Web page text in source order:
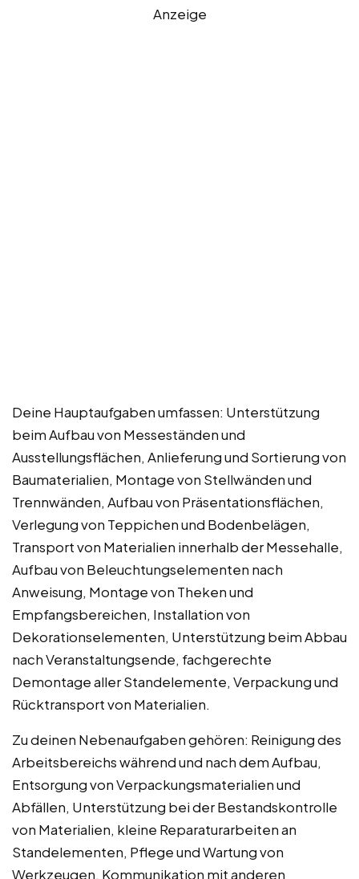
Anzeige
Deine Hauptaufgaben umfassen: Unterstützung
beim Aufbau von Messeständen und
Ausstellungsflächen, Anlieferung und Sortierung von
Baumaterialien, Montage von Stellwänden und
Trennwänden, Aufbau von Präsentationsflächen,
Verlegung von Teppichen und Bodenbelägen,
Transport von Materialien innerhalb der Messehalle,
Aufbau von Beleuchtungselementen nach
Anweisung, Montage von Theken und
Empfangsbereichen, Installation von
Dekorationselementen, Unterstützung beim Abbau
nach Veranstaltungsende, fachgerechte
Demontage aller Standelemente, Verpackung und
Rücktransport von Materialien.
Zu deinen Nebenaufgaben gehören: Reinigung des
Arbeitsbereichs während und nach dem Aufbau,
Entsorgung von Verpackungsmaterialien und
Abfällen, Unterstützung bei der Bestandskontrolle
von Materialien, kleine Reparaturarbeiten an
Standelementen, Pflege und Wartung von
Werkzeugen, Kommunikation mit anderen